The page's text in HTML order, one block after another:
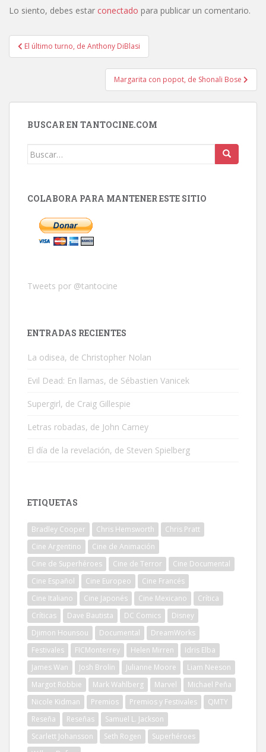
Lo siento, debes estar conectado para publicar un comentario.
Navegación
de
El último turno, de Anthony DiBlasi
Margarita con popot, de Shonali Bose
BUSCAR EN TANTOCINE.COM
Buscar:
COLABORA PARA MANTENER ESTE SITIO
Tweets por @tantocine
ENTRADAS RECIENTES
La odisea, de Christopher Nolan
Evil Dead: En llamas, de Sébastien Vanicek
Supergirl, de Craig Gillespie
Letras robadas, de John Carney
El día de la revelación, de Steven Spielberg
ETIQUETAS
Bradley Cooper Chris Hemsworth
Chris Pratt
Cine Argentino
Cine de Animación
Cine de Superhéroes
Cine de Terror
Cine Documental
Cine Español
Cine Europeo
Cine Francés
Cine Italiano
Cine Japonés Cine Mexicano
Crítica
Críticas
Dave Bautista DC Comics
Disney
Djimon Hounsou
Documental
DreamWorks
Festivales
FICMonterrey Helen Mirren
Idris Elba
James Wan
Josh Brolin Julianne Moore
Liam Neeson
Margot Robbie
Mark Wahlberg Marvel
Michael Peña
Nicole Kidman
Premios Premios y Festivales
QMTY
Reseña
Reseñas
Samuel L. Jackson
Scarlett Johansson
Seth Rogen
Superhéroes